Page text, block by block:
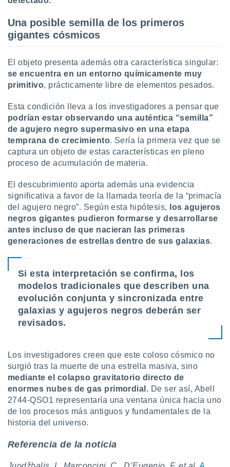
Una posible semilla de los primeros
gigantes cósmicos
El objeto presenta además otra característica singular:
se encuentra en un entorno químicamente muy
primitivo, prácticamente libre de elementos pesados.
Esta condición lleva a los investigadores a pensar que
podrían estar observando una auténtica “semilla”
de agujero negro supermasivo en una etapa
temprana de crecimiento. Sería la primera vez que se
captura un objeto de estas características en pleno
proceso de acumulación de materia.
El descubrimiento aporta además una evidencia
significativa a favor de la llamada teoría de la “primacía
del agujero negro”. Según esta hipótesis,
los agujeros
negros gigantes pudieron formarse y desarrollarse
antes incluso de que nacieran las primeras
generaciones de estrellas dentro de sus galaxias.
Si esta interpretación se confirma, los
modelos tradicionales que describen una
evolución conjunta y sincronizada entre
galaxias y agujeros negros deberán ser
revisados.
Los investigadores creen que este coloso cósmico no
surgió tras la muerte de una estrella masiva, sino
mediante el colapso gravitatorio directo de
enormes nubes de gas primordial. De ser así, Abell
2744-QSO1 representaría una ventana única hacia uno
de los procesos más antiguos y fundamentales de la
historia del universo.
Referencia de la noticia